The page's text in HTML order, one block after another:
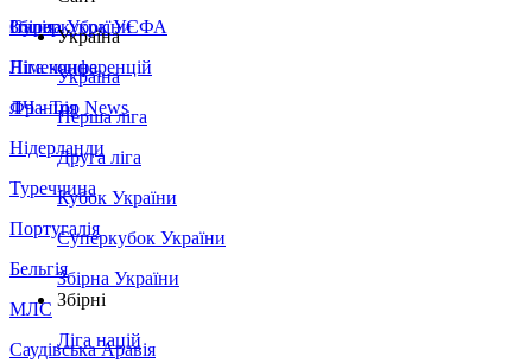
Збірна України
Італія
Німеччина
Франція
Нідерланди
Туреччина
Португалія
Бельгія
МЛС
Саудівська Аравія
Суперкубок УЄФА
Ліга конференцій
ЛЧ - Top News
Україна
Україна
Перша ліга
Друга ліга
Кубок України
Суперкубок України
Збірна України
Збірні
Ліга націй